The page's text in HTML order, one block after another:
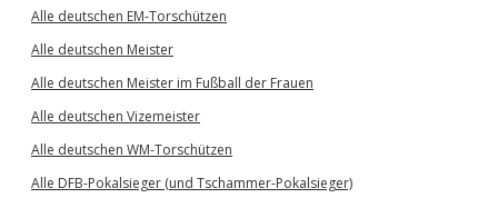
Alle deutschen EM-Torschützen
Alle deutschen Meister
Alle deutschen Meister im Fußball der Frauen
Alle deutschen Vizemeister
Alle deutschen WM-Torschützen
Alle DFB-Pokalsieger (und Tschammer-Pokalsieger)